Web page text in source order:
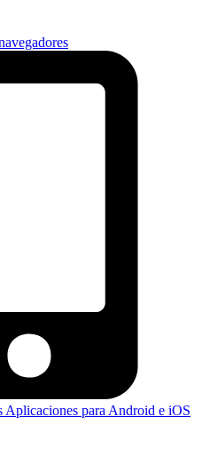
Aplicaciones para Android e iOS